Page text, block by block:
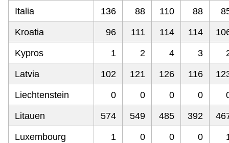
Italia 136 88 110 88
Kroatia 96 111 114 114
Kypros 1 2 4 3
Latvia 102 121 126 116
Liechtenstein 0 0 0 0
Litauen 574 549 485 392
Luxembourg 1 0 0 0